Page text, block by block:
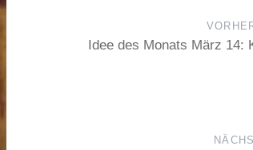
Idee des Monats März 14: